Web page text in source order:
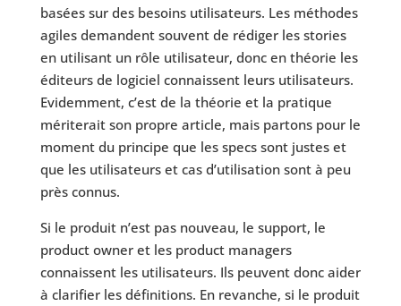
basées sur des besoins utilisateurs. Les méthodes
agiles demandent souvent de rédiger les stories
en utilisant un rôle utilisateur, donc en théorie les
éditeurs de logiciel connaissent leurs utilisateurs.
Evidemment, c’est de la théorie et la pratique
mériterait son propre article, mais partons pour le
moment du principe que les specs sont justes et
que les utilisateurs et cas d’utilisation sont à peu
près connus.
Si le produit n’est pas nouveau, le support, le
product owner et les product managers
connaissent les utilisateurs. Ils peuvent donc aider
à clarifier les définitions. En revanche, si le produit